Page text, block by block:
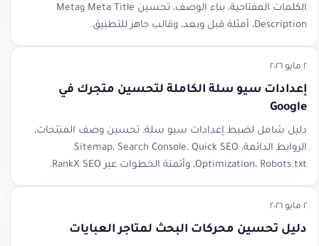
الكلمات المفتاحية، بناء الوصف، تحسين Meta Title وMeta
Description، أمثلة قبل وبعد، وقالب جاهز للتطبيق.
٢ مايو ٢٠٢٦
إعدادات سيو سلة الكاملة لتحسين متجرك في
Google
دليل شامل لضبط إعدادات سيو سلة: تحسين وصف المنتجات،
الروابط الدائمة، Sitemap، Search Console، Quick SEO
Optimization، Robots.txt، وأتمتة الخطوات عبر RankX SEO.
٢ مايو ٢٠٢٦
دليل تحسين محركات البحث لمتاجر العبايات